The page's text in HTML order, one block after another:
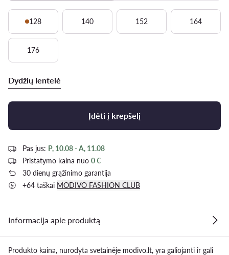
128 140 152 164
176
Dydžių lentelė
Įdėti į krepšelį
Pas jus: P, 10.08 - A, 11.08
Pristatymo kaina nuo 0 €
30 dienų grąžinimo garantija
+64 taškai MODIVO FASHION CLUB
Informacija apie produktą
Produkto kaina, nurodyta svetainėje modivo.lt, yra galiojanti ir gali